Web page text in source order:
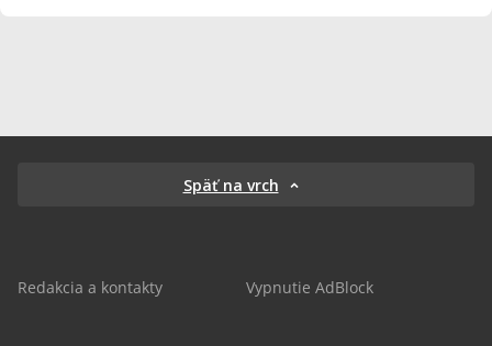
Späť na vrch
Redakcia a kontakty Vypnutie AdBlock